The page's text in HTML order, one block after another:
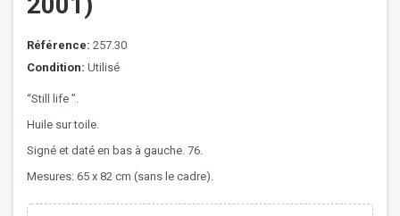
Référence: 257.30
Condition: Utilisé
“Still life ”.
Huile sur toile.
Signé et daté en bas à gauche. 76.
Mesures: 65 x 82 cm (sans le cadre).